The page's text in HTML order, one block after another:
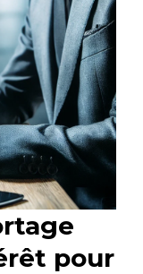
pour